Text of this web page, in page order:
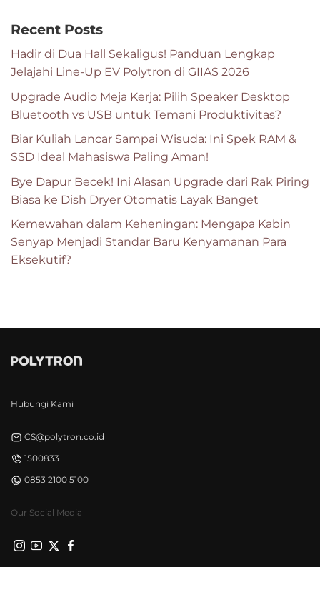
Recent Posts
Hadir di Dua Hall Sekaligus! Panduan Lengkap
Jelajahi Line-Up EV Polytron di GIIAS 2026
Upgrade Audio Meja Kerja: Pilih Speaker Desktop
Bluetooth vs USB untuk Temani Produktivitas?
Biar Kuliah Lancar Sampai Wisuda: Ini Spek RAM &
SSD Ideal Mahasiswa Paling Aman!
Bye Dapur Becek! Ini Alasan Upgrade dari Rak Piring
Biasa ke Dish Dryer Otomatis Layak Banget
Kemewahan dalam Keheningan: Mengapa Kabin
Senyap Menjadi Standar Baru Kenyamanan Para
Eksekutif?
Hubungi Kami
CS@polytron.co.id
1500833
0853 2100 5100
Our Social Media